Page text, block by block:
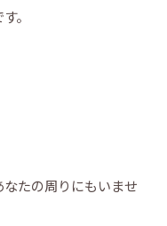
。
たの周りにもいませ